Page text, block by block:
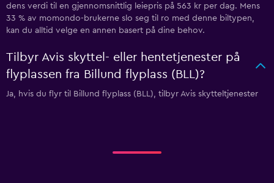
dens verdi til en gjennomsnittlig leiepris på 563 kr per dag. Mens
33 % av momondo-brukerne slo seg til ro med denne biltypen,
kan du alltid velge en annen basert på dine behov.
Tilbyr Avis skyttel- eller hentetjenester på
flyplassen fra Billund flyplass (BLL)?
Ja, hvis du flyr til Billund flyplass (BLL), tilbyr Avis skytteltjenester